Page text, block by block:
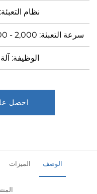
نظام التعبئة: تعبئة
24,000 قطعة في الساعة (500 مل)
الوظيفة: آلة شطف
احصل على
الميزات الهيكل
المنتجات